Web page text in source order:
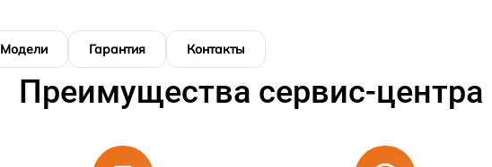
Модели Гарантия Контакты
Преимущества сервис-центра